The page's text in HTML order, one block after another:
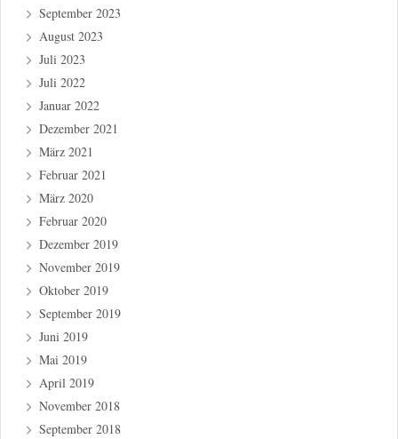
September 2023
August 2023
Juli 2023
Juli 2022
Januar 2022
Dezember 2021
März 2021
Februar 2021
März 2020
Februar 2020
Dezember 2019
November 2019
Oktober 2019
September 2019
Juni 2019
Mai 2019
April 2019
November 2018
September 2018